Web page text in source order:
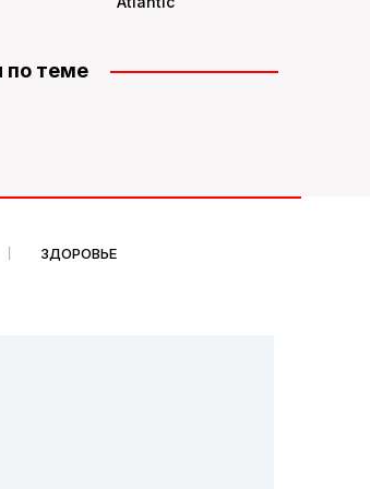
по теме
ЗДОРОВЬЕ